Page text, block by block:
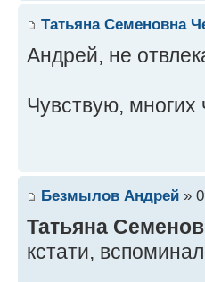
Татьяна Семеновна
Андрей, не
Чувствую, многих
Безмылов Андрей »
Татьяна
кстати,